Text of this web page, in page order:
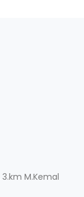
3.km M.Kemal